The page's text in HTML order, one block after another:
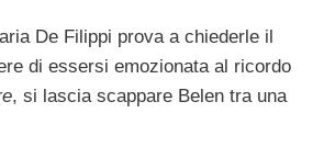
De Filippi prova a chiederle il
di essersi emozionata al ricordo
, si lascia scappare Belen tra una